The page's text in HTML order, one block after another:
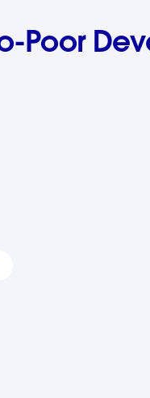
Poor